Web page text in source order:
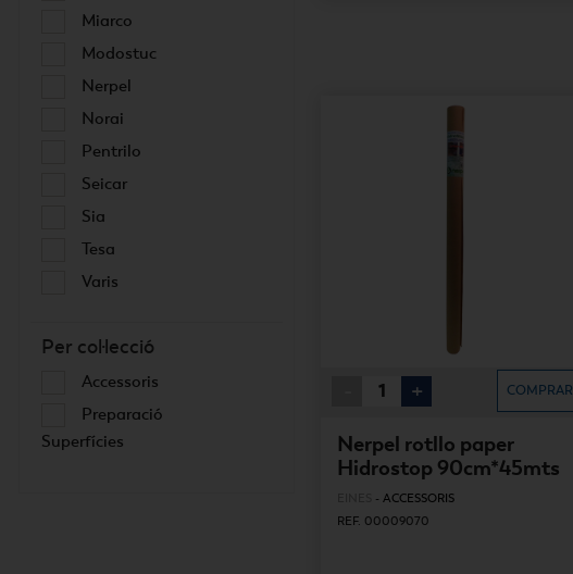
Miarco
Modostuc
Nerpel
Norai
Pentrilo
Seicar
Sia
Tesa
Varis
Per col·lecció
Accessoris
Preparació
Superfícies
+ COMPRAR
Nerpel rotllo paper
Hidrostop 90cm*45mts
-ACCESSORIS
REF. 00009070